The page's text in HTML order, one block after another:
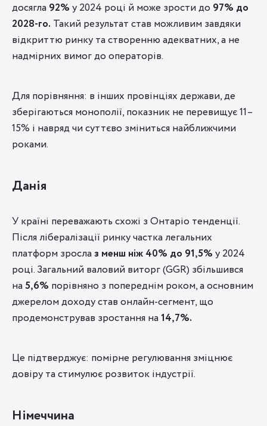
досягла 92% у 2024 році й може зрости до 97% до
2028-го. Такий результат став можливим завдяки
відкриттю ринку та створенню адекватних, а не
надмірних вимог до операторів.
Для порівняння: в інших провінціях держави, де
зберігаються монополії, показник не перевищує 11–
15% і навряд чи суттєво зміниться найближчими
роками.
Данія
У країні переважають схожі з Онтаріо тенденції.
Після лібералізації ринку частка легальних
платформ зрослаз менш ніж 40% до 91,5% у 2024
році. Загальний валовий виторг (GGR) збільшився
на5,6% порівняно з попереднім роком, а основним
джерелом доходу став онлайн-сегмент, що
продемонстрував зростання на14,7%.
Це підтверджує: помірне регулювання зміцнює
довіру та стимулює розвиток індустрії.
Німеччина